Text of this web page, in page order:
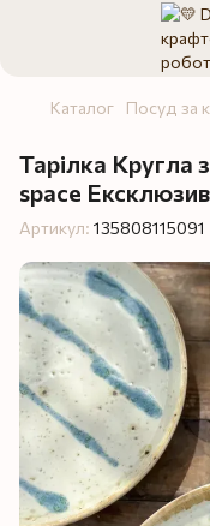
Каталог Посуд за
Тарілка Кругла
space Ексклюзив
Артикул: 135808115091